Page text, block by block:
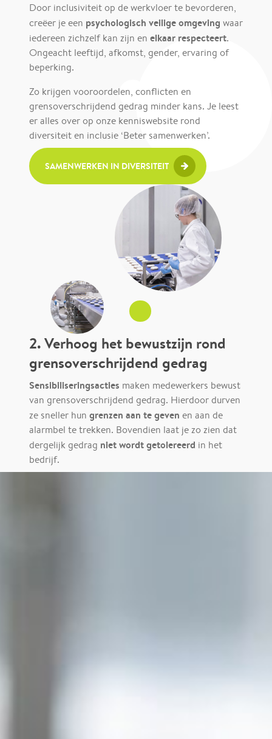
Door inclusiviteit op de werkvloer te bevorderen,
creëer je een psychologisch veiligeomgeving waar
iedereen zichzelf kan zijn en elkaar respecteert.
Ongeacht leeftijd, afkomst, gender, ervaring of
beperking.
Zo krijgen vooroordelen, conflicten en
grensoverschrijdend gedrag minder kans. Je leest
er alles over op onze kenniswebsite rond
diversiteit en inclusie ‘Beter samenwerken’.
SAMENWERKEN IN DIVERSITEIT
2. Verhoog het bewustzijn rond
grensoverschrijdend gedrag
Sensibiliseringsacties maken medewerkers bewust
van grensoverschrijdend gedrag. Hierdoor durven
ze sneller hun grenzen aan te geven en aan de
alarmbel te trekken. Bovendien laat je zo zien dat
dergelijk gedrag niet wordt getolereerd in het
bedrijf.